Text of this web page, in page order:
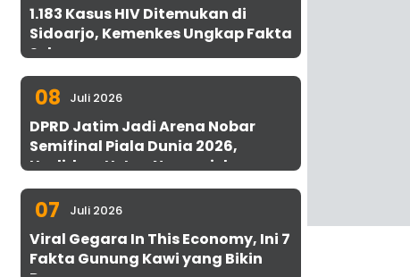
1.183 Kasus HIV Ditemukan di
Sidoarjo, Kemenkes Ungkap Fakta
Sebenarnya
08 Juli 2026
DPRD Jatim Jadi Arena Nobar
Semifinal Piala Dunia 2026,
Hadirkan Uston Nawawi dan
UMKM Gratis untuk 1.000 Warga
07 Juli 2026
Viral Gegara In This Economy, Ini 7
Fakta Gunung Kawi yang Bikin